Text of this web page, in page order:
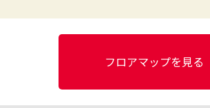
フロアマップを見る